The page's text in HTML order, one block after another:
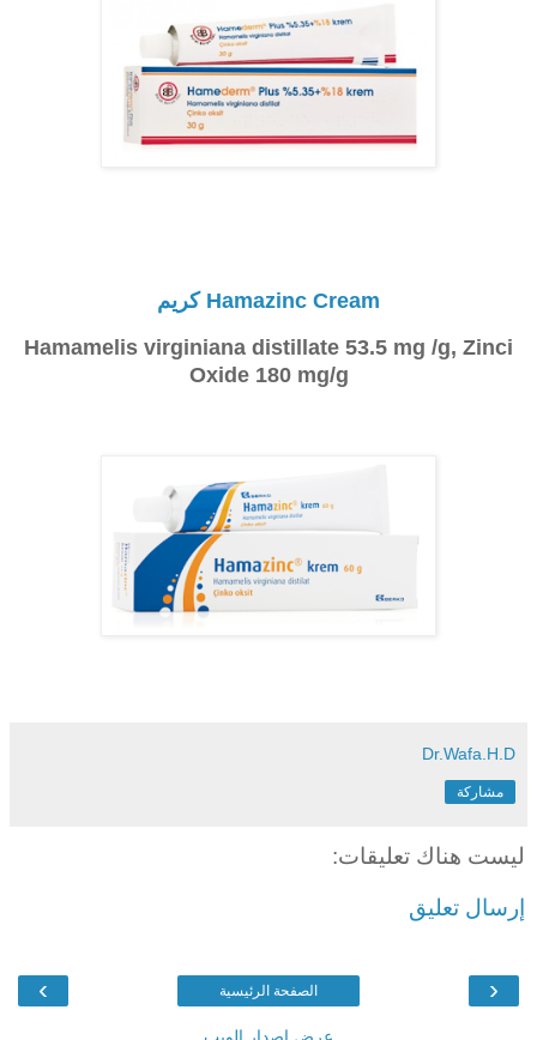
Hamazinc Cream كريم
Hamamelis virginiana distillate 53.5 mg /g, Zinci
Oxide 180 mg/g
Dr.Wafa.H.D
مشاركة
ليست هناك تعليقات:
إرسال تعليق
‹
› الصفحة الرئيسية